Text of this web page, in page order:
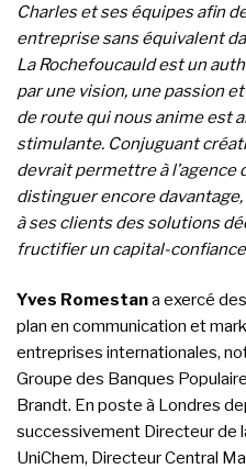
Charles et ses équipes afin
entreprise sans équivalent
La Rochefoucauld est un
par une vision, une passion
de route qui nous anime est
stimulante. Conjuguant
devrait permettre à l’agence
distinguer encore
à ses clients des solutions
fructifier un capital-
Yves Romestana exercé
plan en communication et
entreprises internationales,
Groupe des Banques
Brandt. En poste à Londres
successivement Directeur de
UniChem, Directeur Central